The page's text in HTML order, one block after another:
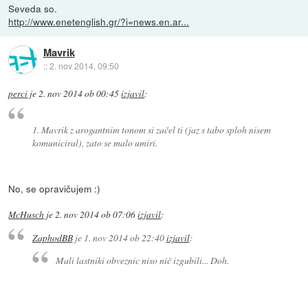
Seveda so.
http://www.enetenglish.gr/?i=news.en.ar...
Mavrik
::2. nov 2014, 09:50
perci je2. nov 2014 ob 00:45izjavil:
1. Mavrik z arogantnim tonom si začel ti (jaz s tabo sploh nisem
komuniciral), zato se malo umiri.
No, se opravičujem :)
McHusch je2. nov 2014 ob 07:06izjavil:
ZaphodBBje 1. nov 2014 ob 22:40izjavil:
Mali lastniki obveznic niso nič izgubili... Doh.